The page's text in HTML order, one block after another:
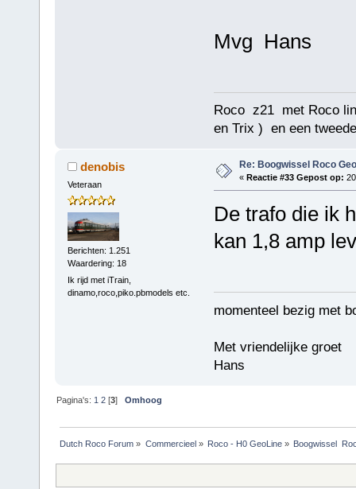
Mvg Hans
Roco z21 met Roco
en Trix ) en een
denobis
Veteraan
Berichten: 1.251
Waardering: 18
Ik rijd met iTrain,
dinamo,roco,piko.pbmodels etc.
Re: Boogwissel Roco
« Reactie #33 Gepost op:
De trafo die ik
kan 1,8 amp
momenteel bezig met
Met vriendelijke groet
Hans
Pagina's: 1 2 [3]Omhoog
Dutch Roco Forum » Commercieel» Roco - H0 GeoLine» Boogwissel